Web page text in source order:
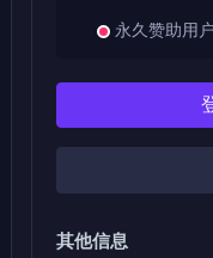
永久赞助用户
其他信息